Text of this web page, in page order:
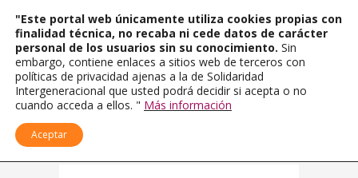
"Este portal web únicamente utiliza cookies propias con
finalidad técnica, no recaba ni cede datos de carácter
personal de los usuarios sin su conocimiento. Sin
embargo, contiene enlaces a sitios web de terceros con
políticas de privacidad ajenas a la de Solidaridad
Intergeneracional que usted podrá decidir si acepta o no
cuando acceda a ellos. " Más información
Aceptar